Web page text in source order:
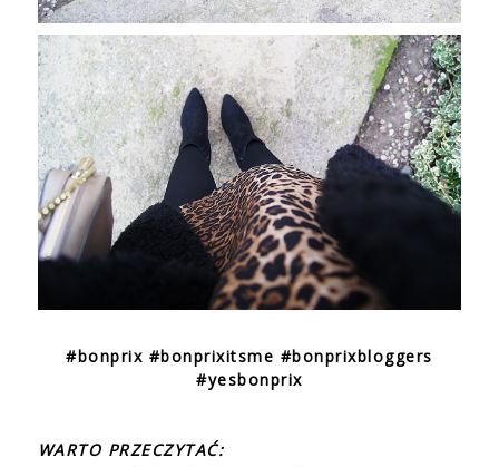
#bonprix #bonprixitsme #bonprixbloggers
#yesbonprix
WARTO PRZECZYTAĆ: